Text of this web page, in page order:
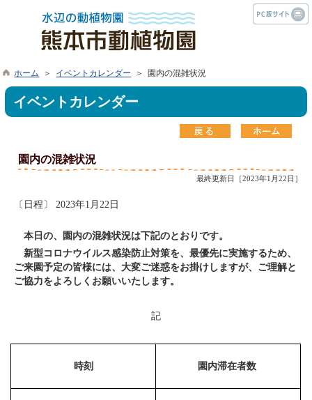
ホーム ＞ イベントカレンダー ＞ 園内の混雑状況
イベントカレンダー
園内の混雑状況
最終更新日［2023年1月22日］
〔日程〕 2023年1月22日
本日の、園内の混雑状況は下記のとおりです。
新型コロナウイルス感染防止対策を、最優先に実施するため、
ご来園予定の皆様には、大変ご迷惑をお掛けしますが、ご理解と
ご協力をよろしくお願いいたします。
記
時刻 園内滞在者数